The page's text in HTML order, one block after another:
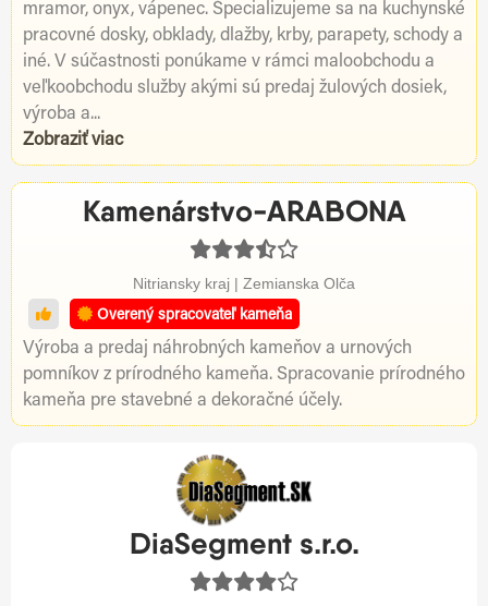
mramor, onyx, vápenec. Špecializujeme sa na kuchynské
pracovné dosky, obklady, dlažby, krby, parapety, schody a
iné. V súčastnosti ponúkame v rámci maloobchodu a
veľkoobchodu služby akými sú predaj žulových dosiek,
výroba a...
Zobraziť viac
Kamenárstvo-ARABONA
Nitriansky kraj | Zemianska Olča
Overený spracovateľ kameňa
Výroba a predaj náhrobných kameňov a urnových
pomníkov z prírodného kameňa. Spracovanie prírodného
kameňa pre stavebné a dekoračné účely.
DiaSegment s.r.o.